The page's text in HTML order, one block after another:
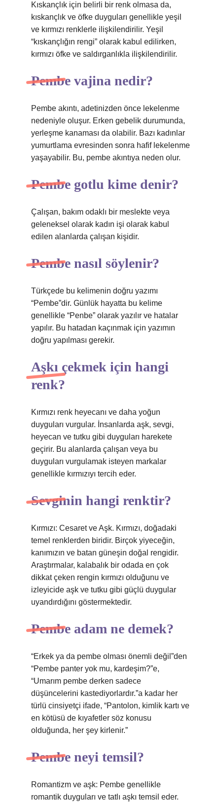
Kıskançlık için belirli bir renk olmasa da,
kıskançlık ve öfke duyguları genellikle yeşil
ve kırmızı renklerle ilişkilendirilir. Yeşil
“kıskançlığın rengi” olarak kabul edilirken,
kırmızı öfke ve saldırganlıkla ilişkilendirilir.
Pembe vajina nedir?
Pembe akıntı, adetinizden önce lekelenme
nedeniyle oluşur. Erken gebelik durumunda,
yerleşme kanaması da olabilir. Bazı kadınlar
yumurtlama evresinden sonra hafif lekelenme
yaşayabilir. Bu, pembe akıntıya neden olur.
Pembe gotlu kime denir?
Çalışan, bakım odaklı bir meslekte veya
geleneksel olarak kadın işi olarak kabul
edilen alanlarda çalışan kişidir.
Pembe nasıl söylenir?
Türkçede bu kelimenin doğru yazımı
“Pembe”dir. Günlük hayatta bu kelime
genellikle “Penbe” olarak yazılır ve hatalar
yapılır. Bu hatadan kaçınmak için yazımın
doğru yapılması gerekir.
Aşkı çekmek için hangi
renk?
Kırmızı renk heyecanı ve daha yoğun
duyguları vurgular. İnsanlarda aşk, sevgi,
heyecan ve tutku gibi duyguları harekete
geçirir. Bu alanlarda çalışan veya bu
duyguları vurgulamak isteyen markalar
genellikle kırmızıyı tercih eder.
Sevginin hangi renktir?
Kırmızı: Cesaret ve Aşk. Kırmızı, doğadaki
temel renklerden biridir. Birçok yiyeceğin,
kanımızın ve batan güneşin doğal rengidir.
Araştırmalar, kalabalık bir odada en çok
dikkat çeken rengin kırmızı olduğunu ve
izleyicide aşk ve tutku gibi güçlü duygular
uyandırdığını göstermektedir.
Pembe adam ne demek?
“Erkek ya da pembe olması önemli değil”den
“Pembe panter yok mu, kardeşim?”e,
“Umarım pembe derken sadece
düşüncelerini kastediyorlardır.”a kadar her
türlü cinsiyetçi ifade, “Pantolon, kimlik kartı ve
en kötüsü de kıyafetler söz konusu
olduğunda, her şey kirlenir.”
Pembe neyi temsil?
Romantizm ve aşk: Pembe genellikle
romantik duyguları ve tatlı aşkı temsil eder.